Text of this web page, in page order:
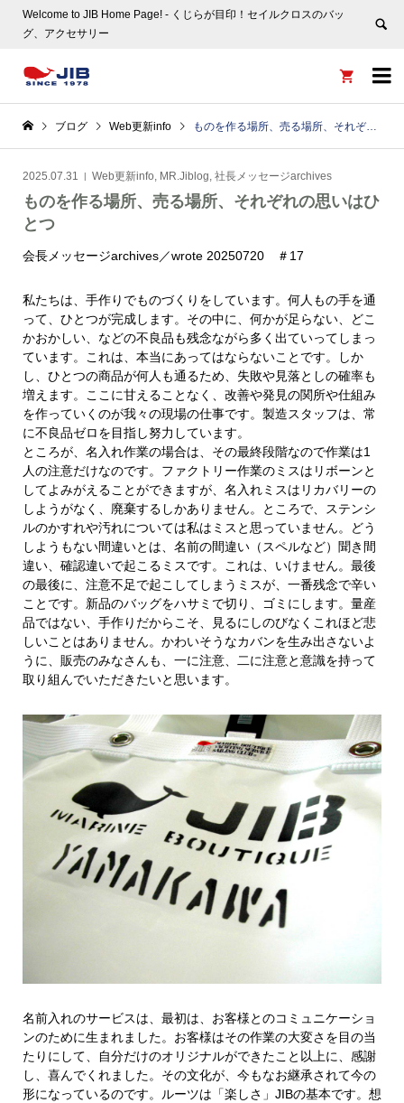
Welcome to JIB Home Page! ‐ くじらが目印！セイルクロスのバッ
グ、アクセサリー


ブログ Web更新info ものを作る場所、売る場所、それぞれの思いはひとつ
2025.07.31 Web更新info, MR.Jiblog, 社長メッセージarchives
ものを作る場所、売る場所、それぞれの思いはひ
とつ
会長メッセージarchives／wrote 20250720 ＃17
私たちは、手作りでものづくりをしています。何人もの手を通
って、ひとつが完成します。その中に、何かが足らない、どこ
かおかしい、などの不良品も残念ながら多く出ていってしまっ
ています。これは、本当にあってはならないことです。しか
し、ひとつの商品が何人も通るため、失敗や見落としの確率も
増えます。ここに甘えることなく、改善や発見の関所や仕組み
を作っていくのが我々の現場の仕事です。製造スタッフは、常
に不良品ゼロを目指し努力しています。
ところが、名入れ作業の場合は、その最終段階なので作業は1
人の注意だけなのです。ファクトリー作業のミスはリボーンと
してよみがえることができますが、名入れミスはリカバリーの
しようがなく、廃棄するしかありません。ところで、ステンシ
ルのかすれや汚れについては私はミスと思っていません。どう
しようもない間違いとは、名前の間違い（スペルなど）聞き間
違い、確認違いで起こるミスです。これは、いけません。最後
の最後に、注意不足で起こしてしまうミスが、一番残念で辛い
ことです。新品のバッグをハサミで切り、ゴミにします。量産
品ではない、手作りだからこそ、見るにしのびなくこれほど悲
しいことはありません。かわいそうなカバンを生み出さないよ
うに、販売のみなさんも、一に注意、二に注意と意識を持って
取り組んでいただきたいと思います。
名前入れのサービスは、最初は、お客様とのコミュニケーショ
ンのために生まれました。お客様はその作業の大変さを目の当
たりにして、自分だけのオリジナルができたこと以上に、感謝
し、喜んでくれました。その文化が、今もなお継承されて今の
形になっているのです。ルーツは「楽しさ」JIBの基本です。想